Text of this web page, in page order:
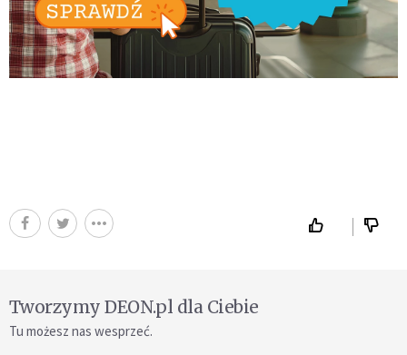
Tworzymy DEON.pl dla Ciebie
Tu możesz nas wesprzeć.